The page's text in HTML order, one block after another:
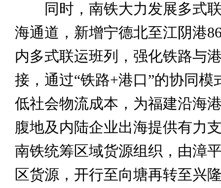
同时，南铁大力发展多式联
海通道，新增宁德北至江阴港
内多式联运班列，强化铁路与
接，通过“铁路+港口”的协同模
低社会物流成本，为福建沿海
腹地及内陆企业出海提供有力
南铁统筹区域货源组织，由漳
区货源，开行至向塘再转至兴